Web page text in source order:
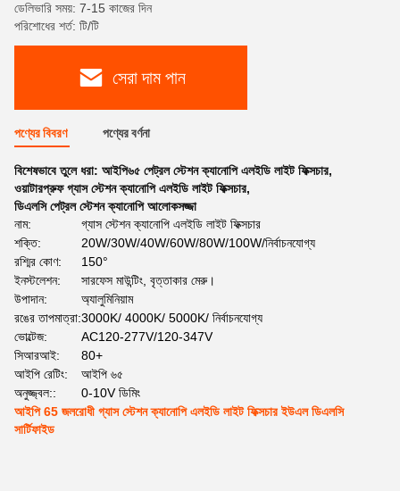
ডেলিভারি সময়: 7-15 কাজের দিন
পরিশোধের শর্ত: টি/টি
সেরা দাম পান
পণ্যের বিবরণ পণ্যের বর্ণনা
বিশেষভাবে তুলে ধরা: আইপি৬৫ পেট্রল স্টেশন ক্যানোপি এলইডি লাইট ফিক্সচার,
ওয়াটারপ্রুফ গ্যাস স্টেশন ক্যানোপি এলইডি লাইট ফিক্সচার,
ডিএলসি পেট্রল স্টেশন ক্যানোপি আলোকসজ্জা
নাম:
গ্যাস স্টেশন ক্যানোপি এলইডি লাইট ফিক্সচার
শক্তি:
20W/30W/40W/60W/80W/100W/নির্বাচনযোগ্য
রশ্মির কোণ:
150°
ইনস্টলেশন:
সারফেস মাউন্টিং, বৃত্তাকার মেরু।
উপাদান:
অ্যালুমিনিয়াম
রঙের তাপমাত্রা:3000K/ 4000K/ 5000K/ নির্বাচনযোগ্য
ভোল্টেজ:
AC120-277V/120-347V
সিআরআই:
80+
আইপি রেটিং:
আইপি ৬৫
অনুজ্জ্বল::
0-10V ডিমিং
আইপি 65 জলরোধী গ্যাস স্টেশন ক্যানোপি এলইডি লাইট ফিক্সচার ইউএল ডিএলসি
সার্টিফাইড